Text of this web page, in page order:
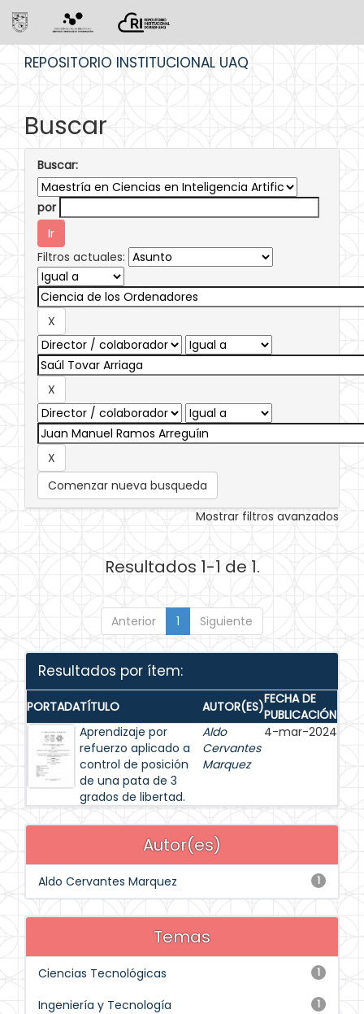
REPOSITORIO INSTITUCIONAL UAQ
Buscar
Buscar:
por
Filtros actuales:
Comenzar nueva busqueda
Mostrar filtros avanzados
Resultados 1-1 de 1.
Anterior 1 Siguiente
Resultados por ítem:
PORTADATÍTULO AUTOR(ES)FECHA DE
PUBLICACIÓN
Aprendizaje por
refuerzo aplicado a
control de posición
de una pata de 3
grados de libertad.
Aldo
Cervantes
Marquez
4-mar-2024
Autor(es)
1
Aldo Cervantes Marquez
Temas
1
Ciencias Tecnológicas
1
Ingeniería y Tecnología